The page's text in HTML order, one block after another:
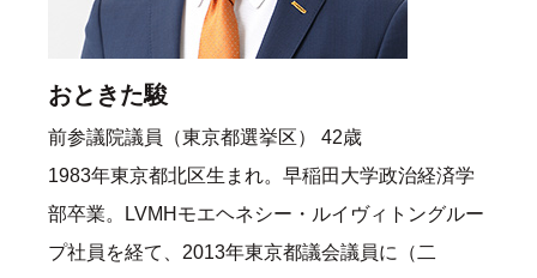
おときた駿
前参議院議員（東京都選挙区） 42歳
1983年東京都北区生まれ。早稲田大学政治経済学
部卒業。LVMHモエヘネシー・ルイヴィトングルー
プ社員を経て、2013年東京都議会議員に（二